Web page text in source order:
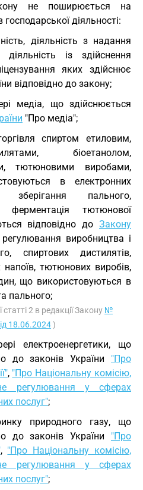
не поширюється на
діяльності:
діяльність з надання
із здійснення
яких здійснює
відповідно до закону;
медіа, що здійснюється
"Про медіа";
спиртом етиловим,
біоетанолом,
тютюновими виробами,
в електронних
зберігання пального,
тютюнової
відповідно до Закону
виробництва і
спиртових дистилятів,
напоїв, тютюнових виробів,
що використовуються в
пального;
2 в редакції Закону №
18.06.2024)
електроенергетики, що
до законів України "Про
, "Про Національну комісію,
регулювання у сферах
послуг";
природного газу, що
до законів України "Про
, "Про Національну комісію,
регулювання у сферах
послуг";